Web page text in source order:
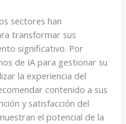
sectores han
transformar sus
significativo. Por
de IA para gestionar su
la experiencia del
contenido a sus
y satisfacción del
el potencial de la